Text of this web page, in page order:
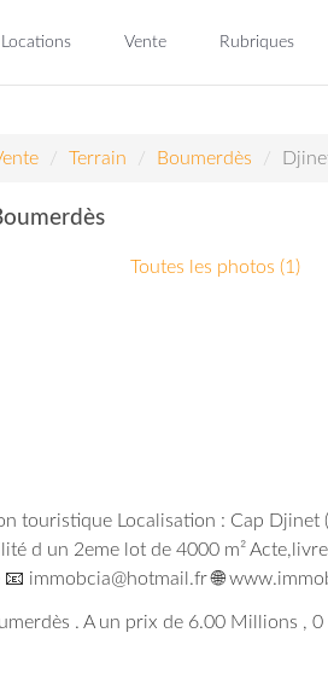
Locations Vente Rubriques
Terrain Boumerdès
Toutes les photos (1)
touristique Localisation : Cap Djinet
d un 2eme lot de 4000 m²
immobcia@hotmail.fr 🌐
. A un prix de 6.00 Millions ,